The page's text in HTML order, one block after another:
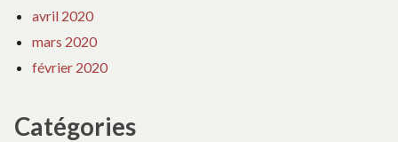
avril 2020
mars 2020
février 2020
Catégories